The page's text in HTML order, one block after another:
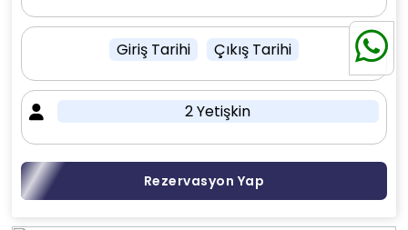
Giriş Tarihi Çıkış Tarihi
2 Yetişkin
Rezervasyon Yap